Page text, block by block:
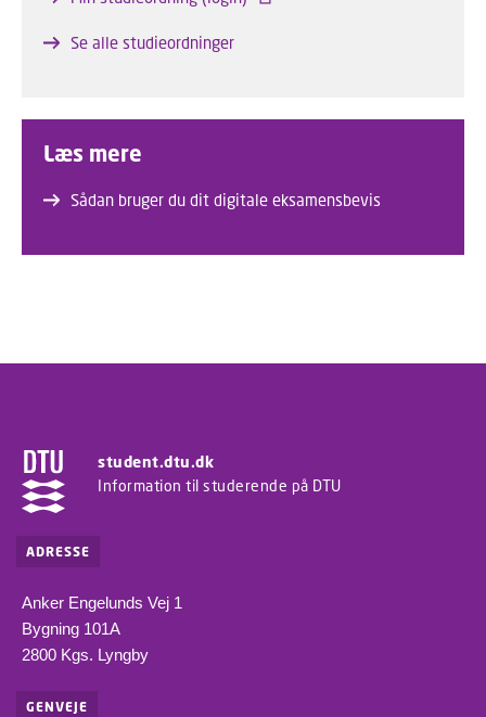
Se alle studieordninger
Læs mere
Sådan bruger du dit digitale eksamensbevis
student.dtu.dk
Information til studerende på DTU
ADRESSE
Anker Engelunds Vej 1
Bygning 101A
2800 Kgs. Lyngby
GENVEJE